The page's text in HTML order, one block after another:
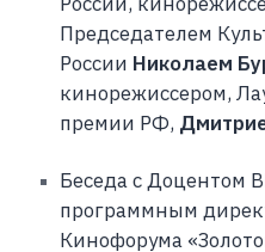
Председателем
России Николаем
кинорежиссером,
премии РФ,
Беседа с Доцентом
программным
Кинофорума